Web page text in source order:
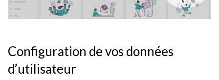
Configuration de vos données
d’utilisateur